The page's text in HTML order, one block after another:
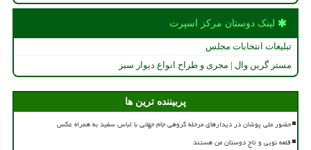
لینک دوستان مركز اسپرت
تبلیغات انتخابات مجلس
مستر گرین وال | مجری و طراح انواع دیوار سبز
پربیننده ترین ها
حضور ملی پوشان در دیدارهای مرحله گروهی جام جهانی با لباس سفید به همراه عکس
قلعه نویی و تاج دوستان من هستند